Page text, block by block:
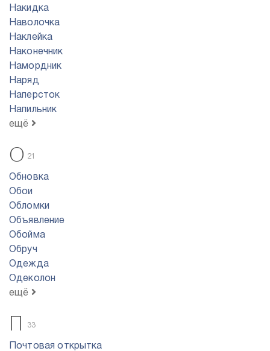
Накидка
Наволочка
Наклейка
Наконечник
Намордник
Наряд
Наперсток
Напильник
ещё
О 21
Обновка
Обои
Обломки
Объявление
Обойма
Обруч
Одежда
Одеколон
ещё
П 33
Почтовая открытка